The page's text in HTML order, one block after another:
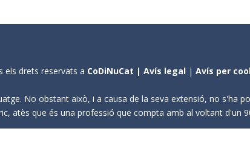
els drets reservats a CoDiNuCat |Avís legal |Avís per
No obstant això, i a causa de la seva extensió, no s'ha
atès que és una professió que compta amb al voltant d'un